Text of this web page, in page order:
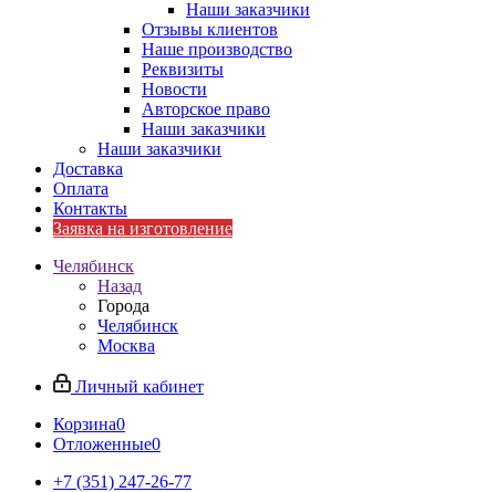
Наши заказчики
Отзывы клиентов
Наше производство
Реквизиты
Новости
Авторское право
Наши заказчики
Наши заказчики
Доставка
Оплата
Контакты
Заявка на изготовление
Челябинск
Назад
Города
Челябинск
Москва
Личный кабинет
Корзина0
Отложенные0
+7 (351) 247-26-77